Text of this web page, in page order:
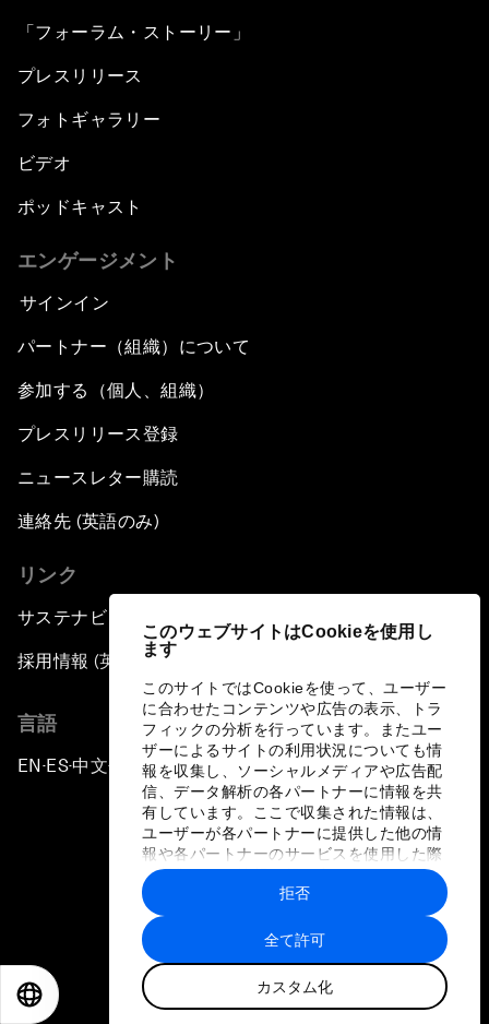
このウェブサイトはCookieを使用し
ます
このサイトではCookieを使って、ユーザー
に合わせたコンテンツや広告の表示、トラ
フィックの分析を行っています。またユー
ザーによるサイトの利用状況についても情
報を収集し、ソーシャルメディアや広告配
信、データ解析の各パートナーに情報を共
有しています。ここで収集された情報は、
ユーザーが各パートナーに提供した他の情
報や各パートナーのサービスを使用した際
に収集された情報と組み合わされ、各パー
トナーによって使用されることがありま
す。
全て許可
カスタム化
拒否
「フォーラム・ストーリー」
プレスリリース
フォトギャラリー
ビデオ
ポッドキャスト
エンゲージメント
サインイン
パートナー（組織）について
参加する（個人、組織）
プレスリリース登録
ニュースレター購読
連絡先 (英語のみ)
リンク
サステナビリティへの取り組み
採用情報 (英語のみ)
言語
EN ▪ES▪中文▪ 日本語
プライバシーポリシーと利用規約
サイトマップ
©
世界経済フォーラム